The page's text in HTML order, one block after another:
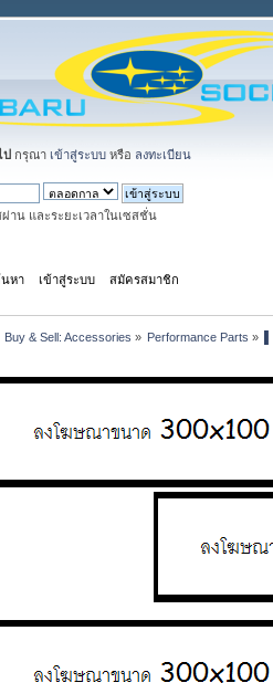
ป กรุณา เข้าสู่ระบบ หรือ ลงทะเบียน
าน และระยะเวลาในเซสชั่น
หา เข้าสู่ระบบ สมัครสมาชิก
Buy & Sell: Accessories » Performance Parts »